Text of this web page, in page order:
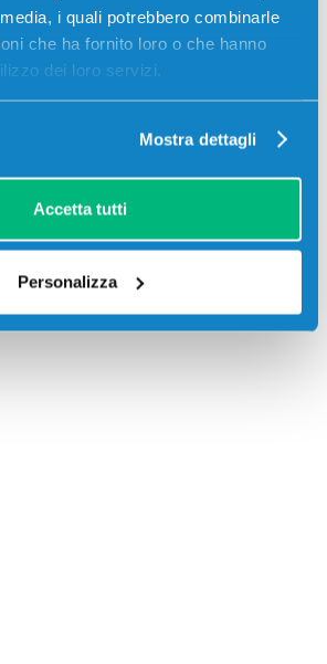
i quali potrebbero combinarle
che ha fornito loro o che hanno
dei loro servizi.
Mostra dettagli
Accetta tutti
Personalizza
originale Olivetti B1231 NERO
Stampanti: Olivetti PG L2545